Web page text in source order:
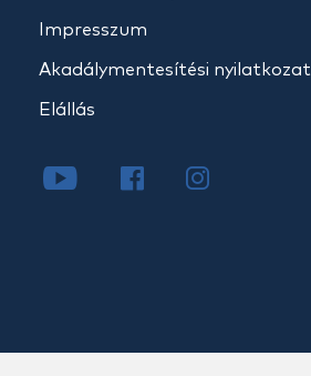
Impresszum
Akadálymentesítési nyilatkozat
Elállás